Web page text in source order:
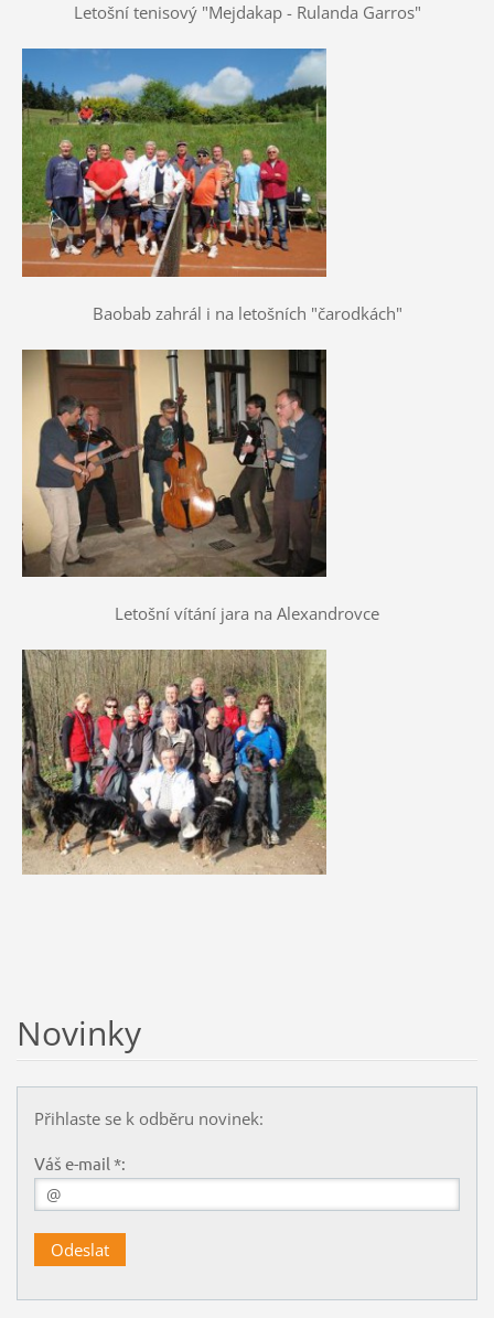
Letošní tenisový "Mejdakap - Rulanda Garros"
Baobab zahrál i na letošních "čarodkách"
Letošní vítání jara na Alexandrovce
Novinky
Přihlaste se k odběru novinek:
Váš e-mail *: